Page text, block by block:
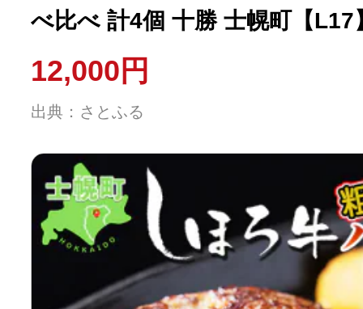
べ比べ 計4個 十勝 士幌町【L17
12,000円
出典：さとふる